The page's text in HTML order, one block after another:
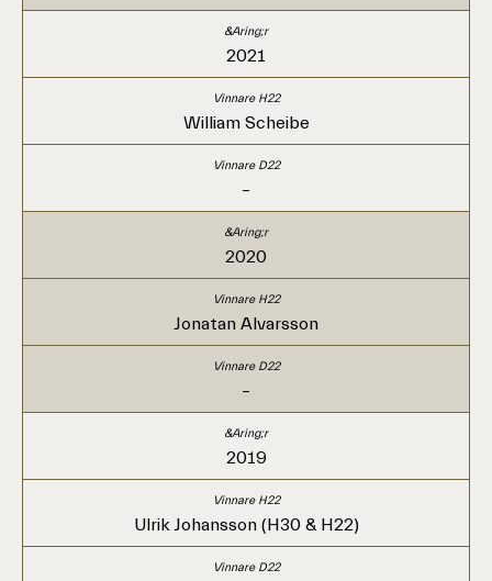
2021
William Scheibe
–
2020
Jonatan Alvarsson
–
2019
Ulrik Johansson (H30 & H22)